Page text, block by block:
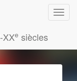
-XXe siècles